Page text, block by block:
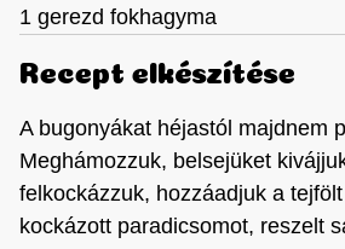
1 gerezd fokhagyma
Recept elkészítése
A bugonyákat héjastól majdnem
Meghámozzuk, belsejüket
felkockázzuk, hozzáadjuk a
kockázott paradicsomot, reszelt